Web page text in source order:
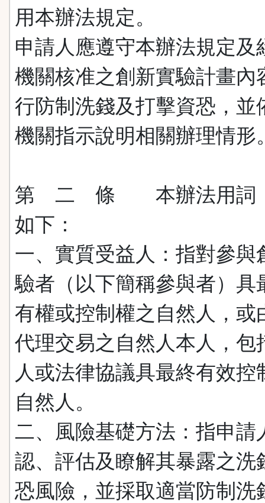
用本辦法規定。
申請人應遵守本辦法規定及
機關核准之創新實驗計畫內
行防制洗錢及打擊資恐，並
機關指示說明相關辦理情形
第 二 條 本辦法用詞
如下：
一、實質受益人：指對參與
驗者（以下簡稱參與者）具
有權或控制權之自然人，或
代理交易之自然人本人，包
人或法律協議具最終有效控
自然人。
二、風險基礎方法：指申請
認、評估及瞭解其暴露之洗
恐風險，並採取適當防制洗